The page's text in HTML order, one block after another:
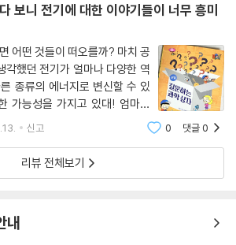
보니 전기에 대한 이야기들이 너무 흥미
어떤 것들이 떠오를까? 마치 공
각했던 전기가 얼마나 다양한 역
종류의 에너지로 변신할 수 있
가능성을 가지고 있대! 엄마가
터빈 모터를 돌려 전기를 만드
발전소는 그럼 석탄을 이용하
기가 어떻게 우리
신고 0 댓글0
리뷰 전체보기
내